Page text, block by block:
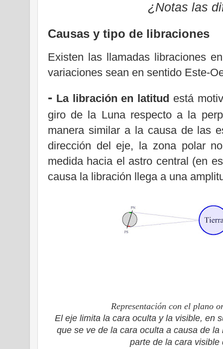
¿Notas las
Causas y tipo de libraciones
Existen las llamadas libraciones
variaciones sean en sentido Este-
- La libración en latitud está
giro de la Luna respecto a la
manera similar a la causa de las
dirección del eje, la zona polar
medida hacia el astro central (en
causa la libración llega a una
Representación con el plano
El eje limita la cara oculta y la visible, en
que se ve de la cara oculta a causa de la
parte de la cara